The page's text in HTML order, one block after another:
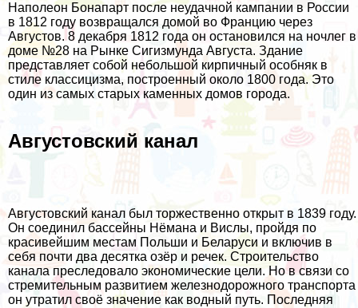
Наполеон Бонапарт после неудачной кампании в России
в 1812 году возвращался домой во Францию через
Августов. 8 декабря 1812 года он остановился на ночлег в
доме №28 на Рынке Сигизмунда Августа. Здание
представляет собой небольшой кирпичный особняк в
стиле классицизма, построенный около 1800 года. Это
один из самых старых каменных домов города.
Августовский канал
Августовский канал был торжественно открыт в 1839 году.
Он соединил бассейны Нёмана и Вислы, пройдя по
красивейшим местам Польши и Беларуси и включив в
себя почти два десятка озёр и речек. Строительство
канала преследовало экономические цели. Но в связи со
стремительным развитием железнодорожного транспорта
он утратил своё значение как водный путь. Последняя